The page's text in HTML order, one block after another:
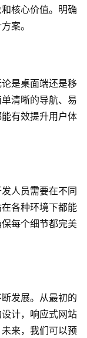
核心价值。明确
案。
是桌面端还是移
清晰的导航、易
有效提升用户体
人员需要在不同
各种环境下都能
每个细节都完美
发展。从最初的
计，响应式网站
来，我们可以预